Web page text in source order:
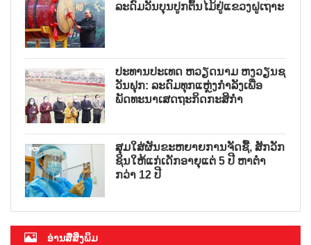
ລະດົມວັນບຸນປູກຕົ້ນໄມ້ຢູ່ແຂວງຝູເຖາະ
ປະທານປະເທດ ຫວຽດນາມ ຫງວຽນຊ
ວັນຟຸກ: ລະດົມທຸກແຫຼ່ງກຳລັງເພື່ອ
ພັດທະນາເສດຖະກິດກະສິກຳ
ສຸມໃສ່ຜັນຂະຫຍາຍການຈັດຊື້, ສັກວັກ
ຊິນໃຫ້ແກ່ເດັກອາຍຸແຕ່ 5 ປີ ຫາຕ່ຳ
ກວ່າ 12 ປີ
ອ່ານສື່ສິ່ງພິມ